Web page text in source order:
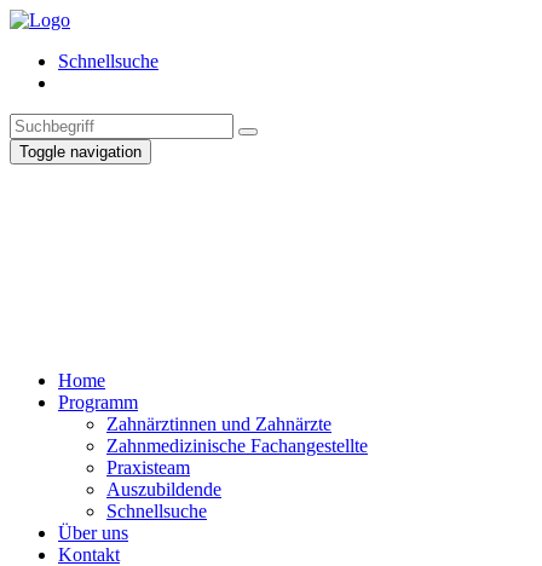
Schnellsuche
Toggle navigation
Home
Programm
Zahnärztinnen und Zahnärzte
Zahnmedizinische Fachangestellte
Praxisteam
Auszubildende
Schnellsuche
Über uns
Kontakt